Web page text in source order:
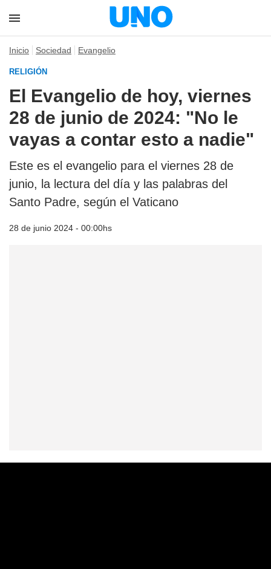
Inicio Sociedad Evangelio
RELIGIÓN
El Evangelio de hoy, viernes
28 de junio de 2024: "No le
vayas a contar esto a nadie"
Este es el evangelio para el viernes 28 de
junio, la lectura del día y las palabras del
Santo Padre, según el Vaticano
28 de junio 2024 - 00:00hs